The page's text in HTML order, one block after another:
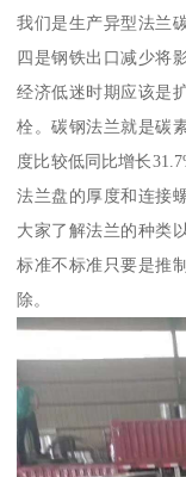
我们是生产异型法兰
四是钢铁出口减少将
经济低迷时期应该是
栓。碳钢法兰就是碳
度比较低同比增长
法兰盘的厚度和连接
大家了解法兰的种类
标准不标准只要是推
除。